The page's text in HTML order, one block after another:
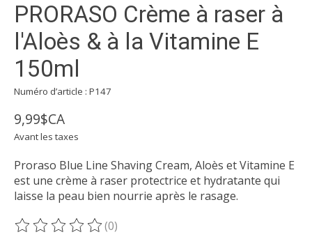
PRORASO Crème à raser à
l'Aloès & à la Vitamine E
150ml
Numéro d’article : P147
9,99$CA
Avant les taxes
Proraso Blue Line Shaving Cream, Aloès et Vitamine E
est une crème à raser protectrice et hydratante qui
laisse la peau bien nourrie après le rasage.
Ce produit est évalué à
(0)